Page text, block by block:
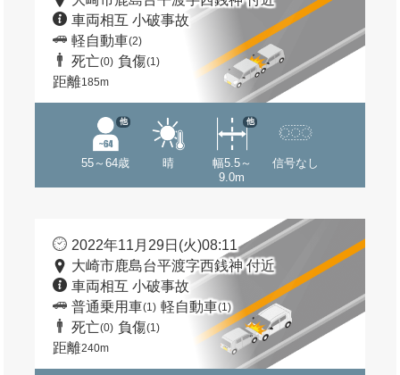
車両相互 小破事故
軽自動車(2)
死亡(0) 負傷(1)
距離185m
55～64歳
他
晴
幅5.5～
9.0m
他
信号なし
2022年11月29日(火)08:11
大崎市鹿島台平渡字西銭神 付近
車両相互 小破事故
普通乗用車(1) 軽自動車(1)
死亡(0) 負傷(1)
距離240m